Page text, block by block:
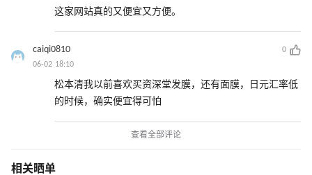
这家网站真的又便宜又方便。
caiqi0810
0
06-02 18:10
松本清我以前喜欢买资深堂发膜，还有面膜，日元汇率低
的时候，确实便宜得可怕
查看全部评论
相关晒单